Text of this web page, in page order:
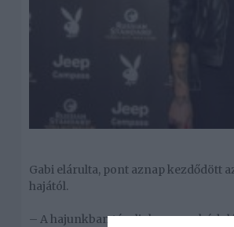
Gabi elárulta, pont aznap kezdődött
hajától.
– A hajunkban tároljuk a rossz